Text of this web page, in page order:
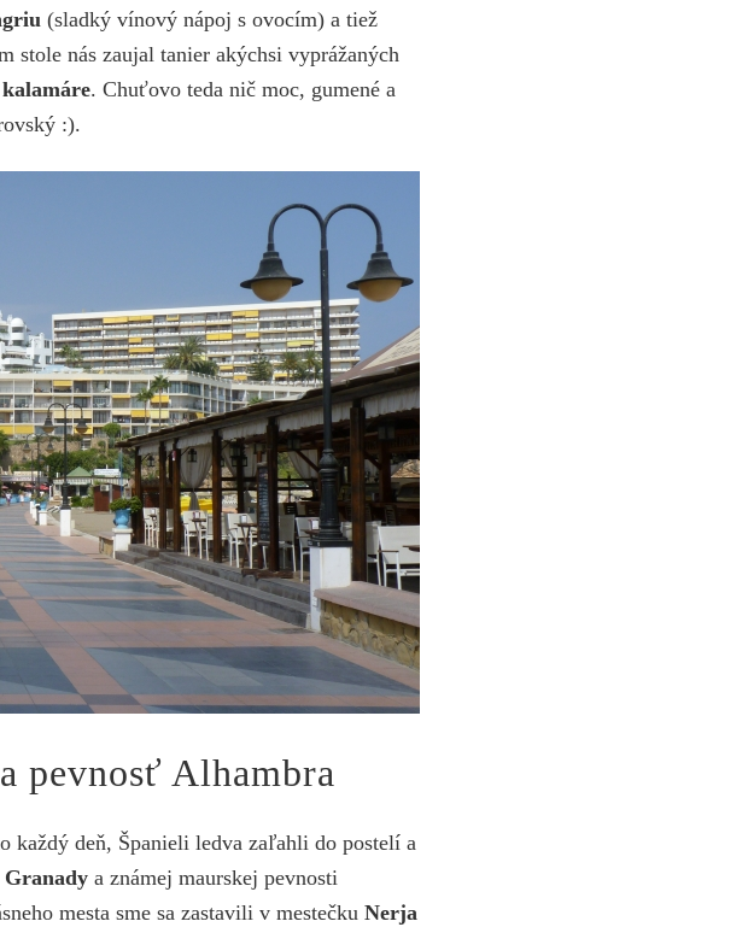
(sladký vínový nápoj s ovocím) a tiež
stole nás zaujal tanier akýchsi vyprážaných
kalamáre. Chuťovo teda nič moc, gumené a
:).
pevnosť Alhambra
každý deň, Španieli ledva zaľahli do postelí a
Granady a známej maurskej pevnosti
mesta sme sa zastavili v mestečku Nerja